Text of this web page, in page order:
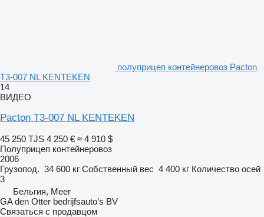
полуприцеп контейнеровоз Pacton
T3-007 NL KENTEKEN
14
ВИДЕО
Pacton T3-007 NL KENTEKEN
45 250 TJS 4 250 € ≈ 4 910 $
Полуприцеп контейнеровоз
2006
Грузопод. 34 600 кг Собственный вес 4 400 кг Количество осей
3
Бельгия, Meer
GA den Otter bedrijfsauto’s BV
Связаться с продавцом